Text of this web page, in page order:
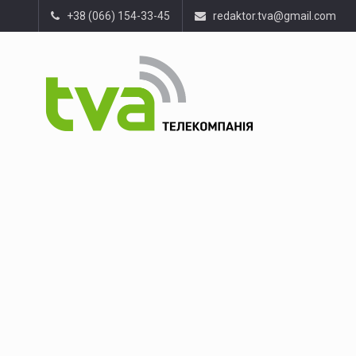
+38 (066) 154-33-45 redaktor.tva@gmail.com